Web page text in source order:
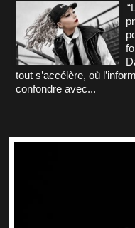
tout s’accélère, où
confondre avec...